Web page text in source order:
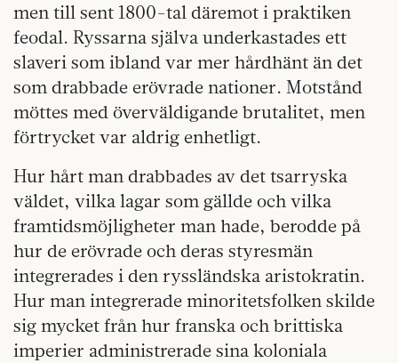
men till sent 1800-tal däremot i praktiken
feodal. Ryssarna själva underkastades ett
slaveri som ibland var mer hårdhänt än det
som drabbade erövrade nationer. Motstånd
möttes med överväldigande brutalitet, men
förtrycket var aldrig enhetligt.
Hur hårt man drabbades av det tsarryska
väldet, vilka lagar som gällde och vilka
framtidsmöjligheter man hade, berodde på
hur de erövrade och deras styresmän
integrerades i den ryssländska aristokratin.
Hur man integrerade minoritetsfolken skilde
sig mycket från hur franska och brittiska
imperier administrerade sina koloniala